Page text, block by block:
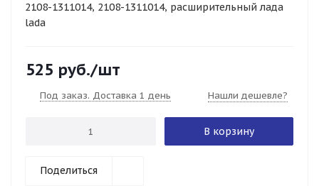
2108-1311014, 2108-1311014, расширительный лада
lada
525 руб./шт
Под заказ. Доставка 1 день Нашли дешевле?
В корзину
Поделиться